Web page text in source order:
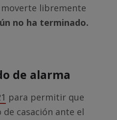
libremente
no ha terminado.
de alarma
para permitir que
casación ante el